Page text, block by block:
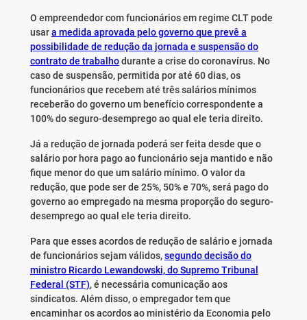
O empreendedor com funcionários em regime CLT pode
usara medida aprovada pelo governo que prevê a
possibilidade de redução da jornada e suspensão do
contrato de trabalhodurante a crise do coronavírus. No
caso de suspensão, permitida por até 60 dias, os
funcionários que recebem até três salários mínimos
receberão do governo um benefício correspondente a
100% do seguro-desemprego ao qual ele teria direito.
Já a redução de jornada poderá ser feita desde que o
salário por hora pago ao funcionário seja mantido e não
fique menor do que um salário mínimo. O valor da
redução, que pode ser de 25%, 50% e 70%, será pago do
governo ao empregado na mesma proporção do seguro-
desemprego ao qual ele teria direito.
Para que esses acordos de redução de salário e jornada
de funcionários sejam válidos,segundo decisão do
ministro Ricardo Lewandowski, do Supremo Tribunal
Federal (STF), é necessária comunicação aos
sindicatos. Além disso, o empregador tem que
encaminhar os acordos ao ministério da Economia pelo